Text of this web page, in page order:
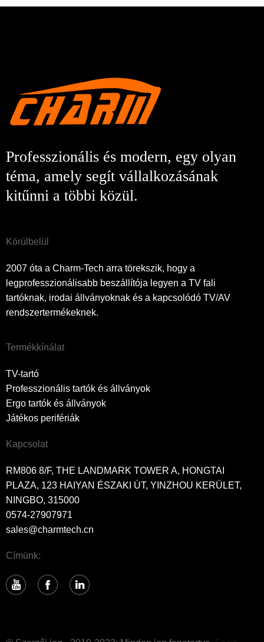
Professzionális és modern, egy olyan
téma, amely segít vállalkozásának
kitűnni a többi közül.
Körülbelül
2007 óta a Charm-Tech arra törekszik, hogy a
legprofesszionálisabb beszállítója legyen a TV fali
tartóknak, irodai állványoknak és a kapcsolódó TV/AV
rendszertermékeknek.
Termékkínálat
TV-tartó
Professzionális tartók és állványok
Ergo tartók és állványok
Játékos perifériák
Kapcsolat
RM806 8/F, THE LANDMARK TOWER A, HONGTAI
PLAZA, 123 HAIYAN ÉSZAKI ÚT, YINZHOU KERÜLET,
NINGBO, 315000
0574-27907971
sales@charmtech.cn
Címünk: